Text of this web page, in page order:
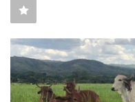
QUEM SOMOS
CONTATO
CONECTE-SE
REGISTO